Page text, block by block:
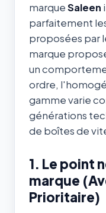
marqueSaleen
parfaitement
proposées par
marque
un
ordre,
gamme varie
générations
de boîtes de
1. Le point
marque
Prioritaire)